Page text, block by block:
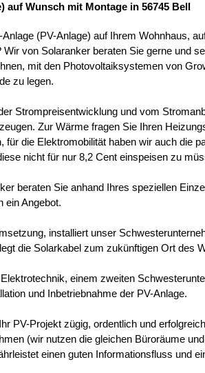
auf Wunsch mit Montage in 56745 Bell
(PV-Anlage) auf Ihrem Wohnhaus,
von Solaranker beraten Sie gerne und
mit den Photovoltaiksystemen von
zu legen.
Strompreisentwicklung und vom
Zur Wärme fragen Sie Ihren
für die Elektromobilität haben wir auch die
nicht für nur 8,2 Cent einspeisen zu
beraten Sie anhand Ihres speziellen
ein Angebot.
installiert unser
die Solarkabel zum zukünftigen Ort des
einem zweiten
und Inbetriebnahme der PV-Anlage.
PV-Projekt zügig, ordentlich und
(wir nutzen die gleichen Büroräume
einen guten Informationsfluss und